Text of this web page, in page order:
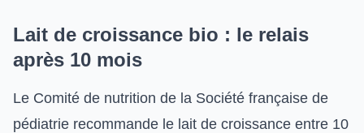
Lait de croissance bio : le relais
après 10 mois
Le Comité de nutrition de la Société française de
pédiatrie recommande le lait de croissance entre 10